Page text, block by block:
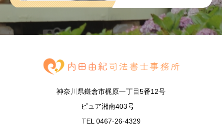
神奈川県鎌倉市梶原一丁目5番12号
ピュア湘南403号
TEL 0467-26-4329